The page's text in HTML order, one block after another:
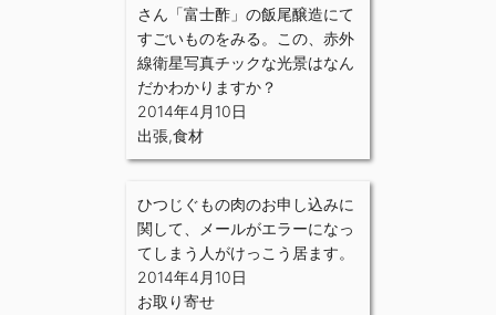
さん「富士酢」の飯尾醸造にて
すごいものをみる。この、赤外
線衛星写真チックな光景はなん
だかわかりますか？
2014年4月10日
出張,食材
ひつじぐもの肉のお申し込みに
関して、メールがエラーになっ
てしまう人がけっこう居ます。
2014年4月10日
お取り寄せ